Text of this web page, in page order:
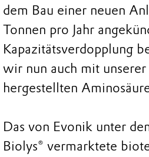
dem Bau einer neuen
Tonnen pro Jahr
Kapazitätsverdopplung
wir nun auch mit
hergestellten
Das von Evonik unter
Biolys® vermarktete